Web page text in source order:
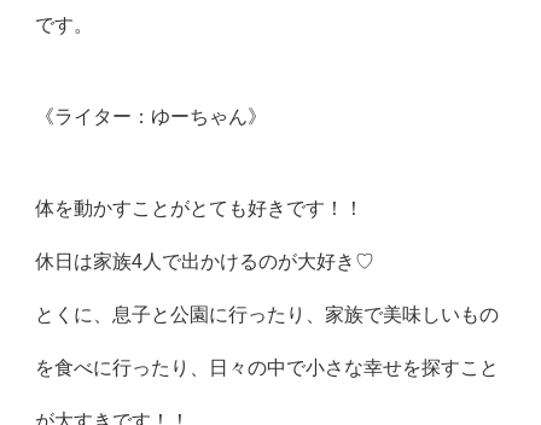
です。
《ライター：ゆーちゃん》
体を動かすことがとても好きです！！
休日は家族4人で出かけるのが大好き♡
とくに、息子と公園に行ったり、家族で美味しいもの
を食べに行ったり、 日々の中で小さな幸せを探すこと